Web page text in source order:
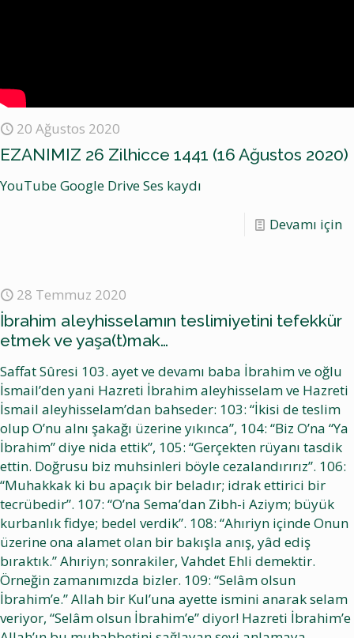
20 Ağustos 2020
EZANIMIZ 26 Zilhicce 1441 (16 Ağustos 2020)
YouTube Google Drive Ses kaydı
Devamı için
28 Temmuz 2020
İbrahim aleyhisselamın teslimiyetini tefekkür
etmek ve yaşa(t)mak…
Saffat Sûresi 103. ayet ve devamı baba İbrahim ve oğlu
İsmail’den yani Hazreti İbrahim aleyhisselam ve Hazreti
İsmail aleyhisselam’dan bahseder: 103: “İkisi de teslim
olup O’nu alnı şakağı üzerine yıkınca”, 104: “Biz O’na “Ya
İbrahim” diye nida ettik”, 105: “Gerçekten rüyanı tasdik
ettin. Doğrusu biz muhsinleri böyle cezalandırırız”. 106:
“Muhakkak ki bu apaçık bir beladır; idrak ettirici bir
tecrübedir”. 107: “O’na Sema’dan Zibh-i Aziym; büyük
kurbanlık fidye; bedel verdik”. 108: “Ahıriyn içinde Onun
üzerine ona alamet olan bir bakışla anış, yâd ediş
bıraktık.” Ahıriyn; sonrakiler, Vahdet Ehli demektir.
Örneğin zamanımızda bizler. 109: “Selâm olsun
İbrahim’e.” Allah bir Kul’una ayette ismini anarak selam
veriyor, “Selâm olsun İbrahim’e” diyor! Hazreti İbrahim’e